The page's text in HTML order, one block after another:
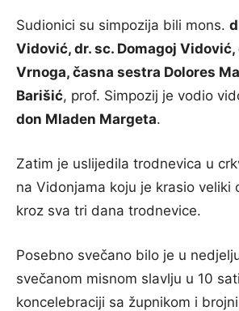
Sudionici su simpozija bili mons.
Vidović, dr. sc. Domagoj
Vrnoga, časna sestra Dolores
Barišić, prof. Simpozij je vodio
don Mladen Margeta.
Zatim je uslijedila trodnevica u
na Vidonjama koju je krasio veliki
kroz sva tri dana trodnevice.
Posebno svečano bilo je u
svečanom misnom slavlju u 10
koncelebraciji sa župnikom i